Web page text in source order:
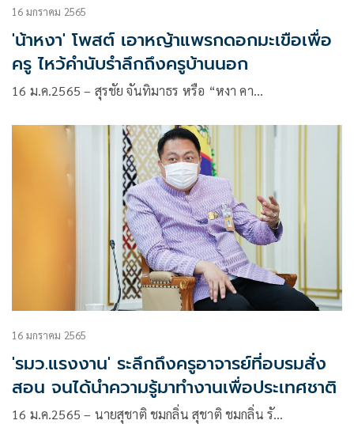
16 มกราคม 2565
'น้าหงา' โพสต์ เอาหญ้าแพรกดอกมะเขือเพื่อ
ครู ไหว้คำนับรำลึกถึงครูบ้านนอก
16 ม.ค.2565 – สุรชัย จันทิมาธร หรือ “หงา คา…
16 มกราคม 2565
'รมว.แรงงาน' ระลึกถึงครูอาจารย์ที่อบรมสั่ง
สอน จนได้นำความรู้มาทำงานเพื่อประเทศชาติ
16 ม.ค.2565 – นายสุชาติ ชมกลิ่น สุชาติ ชมกลิ่น รั…